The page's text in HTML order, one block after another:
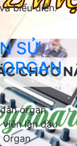
biểu diễn.
SỬ
organ
lần đầu